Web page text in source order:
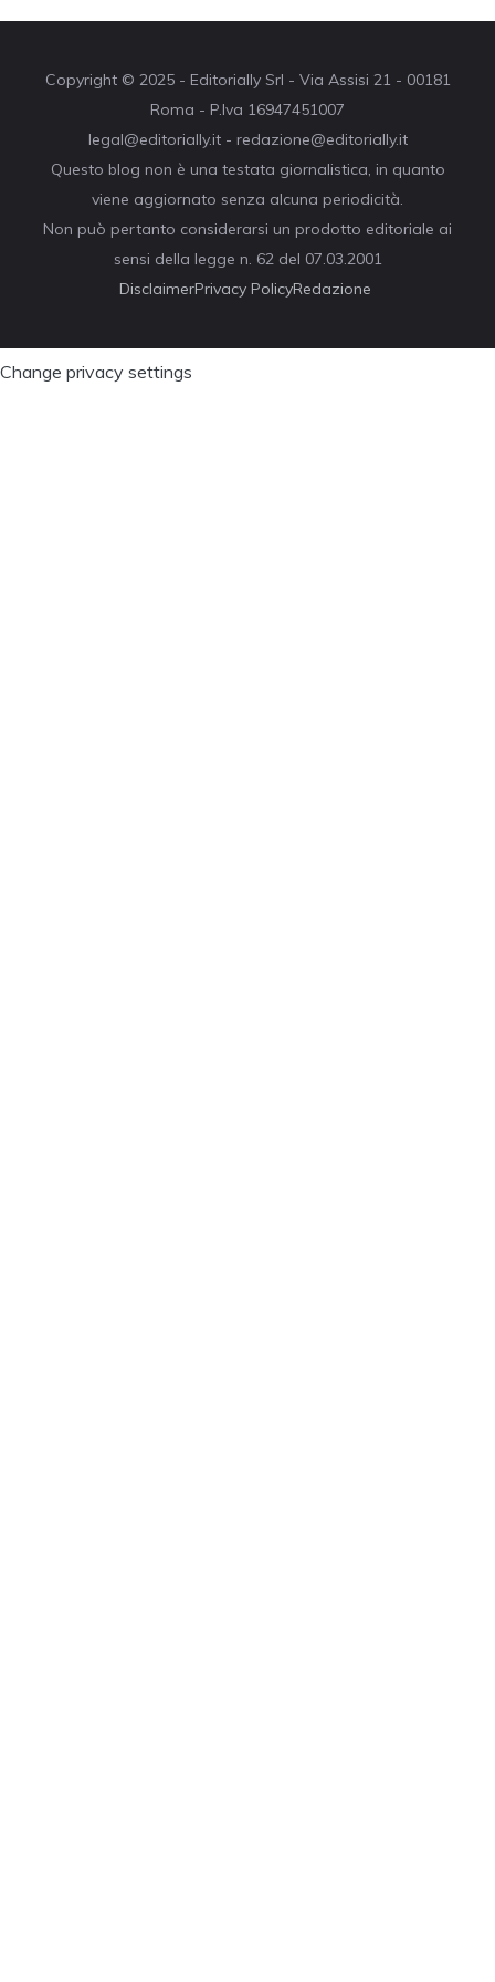
Copyright © 2025 - Editorially Srl - Via Assisi 21 - 00181
Roma - P.Iva 16947451007
legal@editorially.it - redazione@editorially.it
Questo blog non è una testata giornalistica, in quanto
viene aggiornato senza alcuna periodicità.
Non può pertanto considerarsi un prodotto editoriale ai
sensi della legge n. 62 del 07.03.2001
DisclaimerPrivacy PolicyRedazione
Change privacy settings